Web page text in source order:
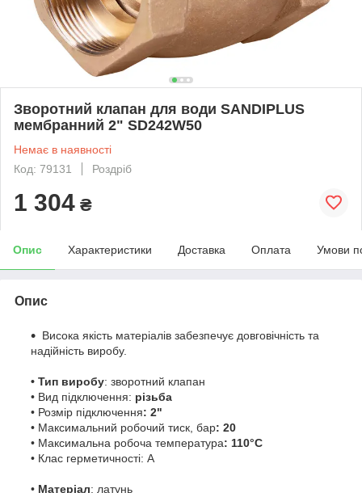
Зворотний клапан для води SANDIPLUS
мембранний 2" SD242W50
Немає в наявності
Код: 79131
Роздріб
1 304 ₴
Опис Характеристики Доставка Оплата Умови
Опис
Висока якість матеріалів забезпечує довговічність та
надійність виробу.
• Тип виробу: зворотний клапан
• Вид підключення: різьба
• Розмір підключення: 2"
• Максимальний робочий тиск, бар: 20
• Максимальна робоча температура: 110°С
• Клас герметичності: А
• Матеріал: латунь